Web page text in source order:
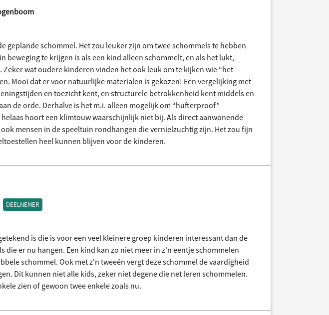
geplande schommel. Het zou leuker zijn om twee schommels te hebben
beweging te krijgen is als een kind alleen schommelt, en als het lukt,
Zeker wat oudere kinderen vinden het ook leuk om te kijken wie “het
Mooi dat er voor natuurlijke materialen is gekozen! Een vergelijking met
en toezicht kent, en structurele betrokkenheid kent middels en
de orde. Derhalve is het m.i. alleen mogelijk om “hufterproof”
hoort een klimtouw waarschijnlijk niet bij. Als direct aanwonende
ook mensen in de speeltuin rondhangen die vernielzuchtig zijn. Het zou fijn
heel kunnen blijven voor de kinderen.
DEELNEMER
is die is voor een veel kleinere groep kinderen interessant dan de
die er nu hangen. Een kind kan zo niet meer in z'n eentje schommelen
schommel. Ook met z'n tweeën vergt deze schommel de vaardigheid
Dit kunnen niet alle kids, zeker niet degene die net leren schommelen.
zien of gewoon twee enkele zoals nu.